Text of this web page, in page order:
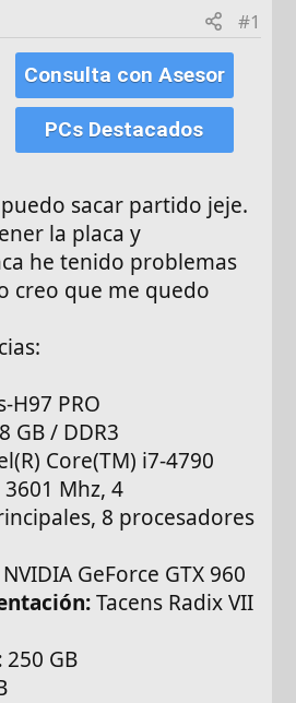
e
n
i
#1
Consulta con Asesor
PCs Destacados
sacar partido jeje.
la placa y
he tenido problemas
creo que me quedo
H97 PRO
8 GB / DDR3
Core(TM) i7-4790
3601 Mhz, 4
8 procesadores
NVIDIA GeForce GTX 960
Tacens Radix VII
250 GB